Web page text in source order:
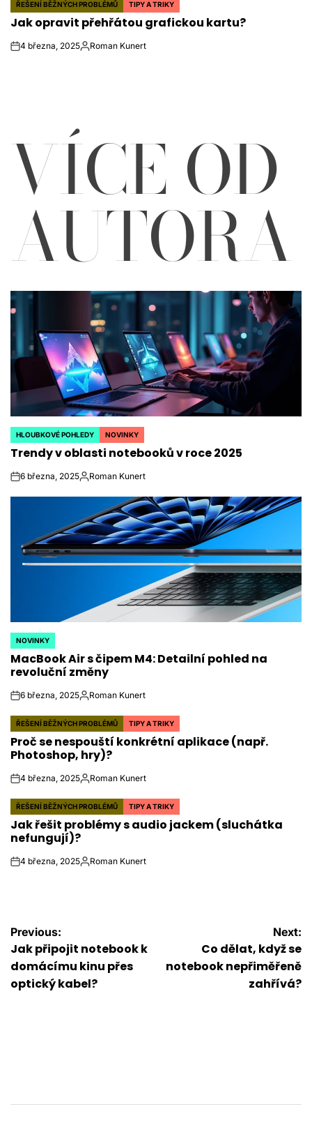
POSTED
IN
ŘEŠENÍ BĚŽNÝCH PROBLÉMŮ TIPY A TRIKY
Jak opravit přehřátou grafickou kartu?
on4 března, 2025AutorRoman Kunert
VÍCE OD
AUTORA
POSTED
IN
HLOUBKOVÉ POHLEDY NOVINKY
Trendy v oblasti notebooků v roce 2025
on6 března, 2025AutorRoman Kunert
POSTED
IN
NOVINKY
MacBook Air s čipem M4: Detailní pohled na
revoluční změny
on6 března, 2025AutorRoman Kunert
POSTED
IN
ŘEŠENÍ BĚŽNÝCH PROBLÉMŮ TIPY A TRIKY
Proč se nespouští konkrétní aplikace (např.
Photoshop, hry)?
on4 března, 2025AutorRoman Kunert
POSTED
IN
ŘEŠENÍ BĚŽNÝCH PROBLÉMŮ TIPY A TRIKY
Jak řešit problémy s audio jackem (sluchátka
nefungují)?
on4 března, 2025AutorRoman Kunert
Navigace
pro
příspěvek
Previous:
Jak připojit notebook k
domácímu kinu přes
optický kabel?
Next:
Co dělat, když se
notebook nepřiměřeně
zahřívá?